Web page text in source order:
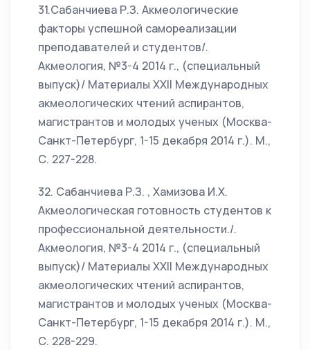
31.Сабанчиева Р.З. Акмеологические
факторы успешной самореализации
преподавателей и студентов/.
Акмеология, №3-4 2014 г., (специальный
выпуск)/ Материалы XXII Международных
акмеологических чтений аспирантов,
магистрантов и молодых ученых (Москва-
Санкт-Петербург, 1-15 декабря 2014 г.). М.,
С. 227-228.
32. Сабанчиева Р.З. , Хамизова И.Х.
Акмеологическая готовность студентов к
профессиональной деятельности./.
Акмеология, №3-4 2014 г., (специальный
выпуск)/ Материалы XXII Международных
акмеологических чтений аспирантов,
магистрантов и молодых ученых (Москва-
Санкт-Петербург, 1-15 декабря 2014 г.). М.,
С. 228-229.